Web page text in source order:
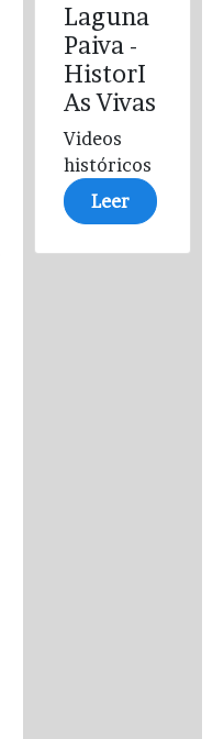
Laguna
Paiva -
HistorI
As Vivas
Videos
históricos
Leer